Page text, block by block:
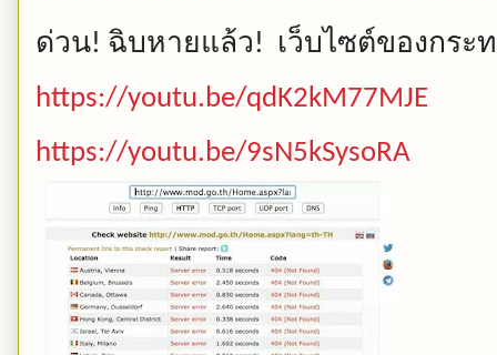
ด่วน! ฉิบหายแล้ว! เว็บไซต์ของกระ
https://youtu.be/qdK2kM77MJE
https://youtu.be/9sN5kSysoRA